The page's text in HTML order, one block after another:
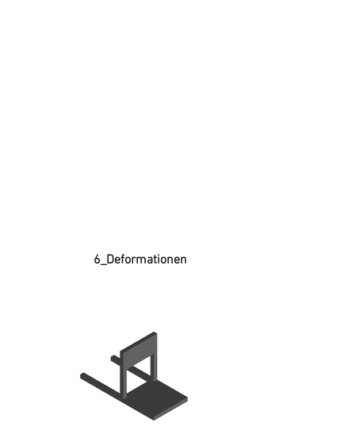
6_Deformationen